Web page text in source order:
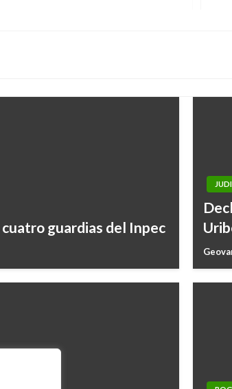
cuatro guardias del Inpec